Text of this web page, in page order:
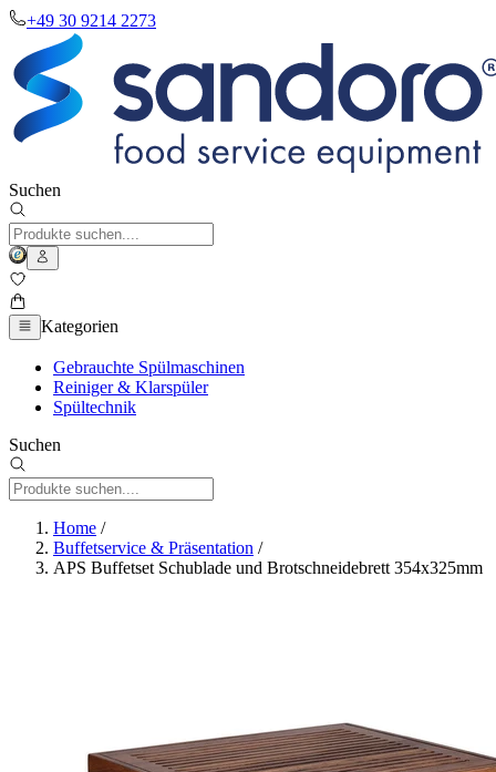
+49 30 9214 2273
Suchen
Kategorien
Gebrauchte Spülmaschinen
Reiniger & Klarspüler
Spültechnik
Suchen
Home /
Buffetservice & Präsentation /
APS Buffetset Schublade und Brotschneidebrett 354x325mm